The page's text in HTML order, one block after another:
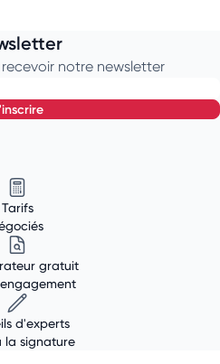
notre newsletter
s'inscrire
Tarifs
gratuit
d'experts
la signature